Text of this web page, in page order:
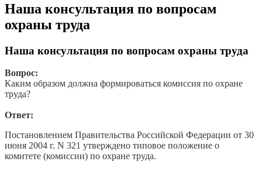
Наша консультация по вопросам
охраны труда
Наша консультация по вопросам охраны труда
Вопрос:
Каким образом должна формироваться комиссия по охране
труда?
Ответ:
Постановлением Правительства Российской Федерации от 30
июня 2004 г. N 321 утверждено типовое положение о
комитете (комиссии) по охране труда.